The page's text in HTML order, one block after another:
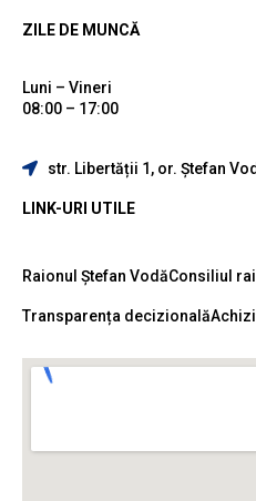
ZILE DE MUNCĂ
Luni – Vineri
08:00 – 17:00
str. Libertății 1, or. Ștefan
LINK-URI UTILE
Raionul Ștefan VodăConsiliul
Transparența decizională